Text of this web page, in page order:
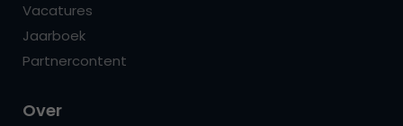
Vacatures
Jaarboek
Partnercontent
Over